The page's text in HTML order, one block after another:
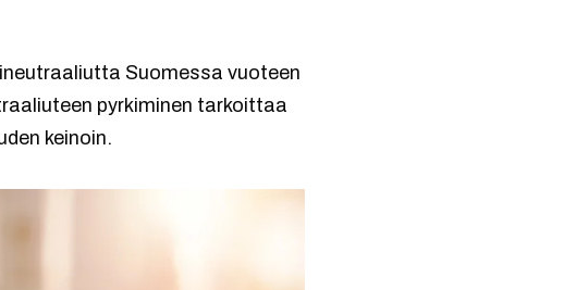
Suomessa vuoteen
pyrkiminen tarkoittaa
keinoin.